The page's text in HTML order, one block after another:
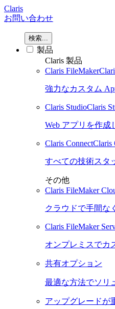
Claris
お問い合わせ
検索...
製品
Claris 製品
Claris FileMaker
強力なカスタム
Claris StudioClaris
Web アプリを作成
Claris ConnectClaris
すべての技術スタ
その他
Claris FileMaker
クラウドで手間な
Claris FileMaker
オンプレミスでカ
共有オプション
最適な方法でソリ
アップグレードが